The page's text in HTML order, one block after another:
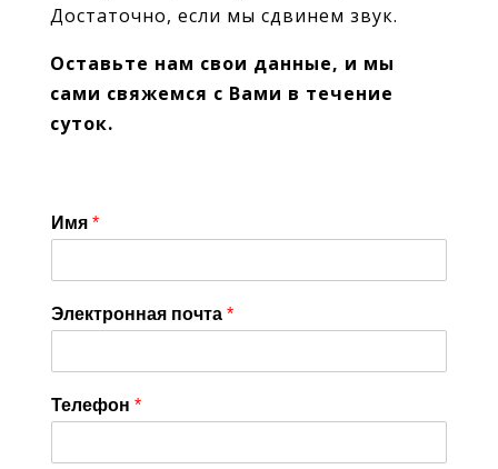
Достаточно, если мы сдвинем звук.
Оставьте нам свои данные, и мы
сами свяжемся с Вами в течение
суток.
Имя *
Электронная почта *
Телефон *